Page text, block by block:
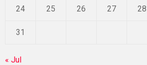
24 25 26 27 28
31
« Jul